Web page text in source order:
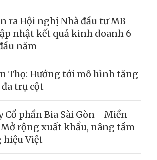
ra Hội nghị Nhà đầu tư MB
nhật kết quả kinh doanh 6
năm
Thọ: Hướng tới mô hình tăng
trụ cột
Cổ phần Bia Sài Gòn - Miền
rộng xuất khẩu, nâng tầm
Việt